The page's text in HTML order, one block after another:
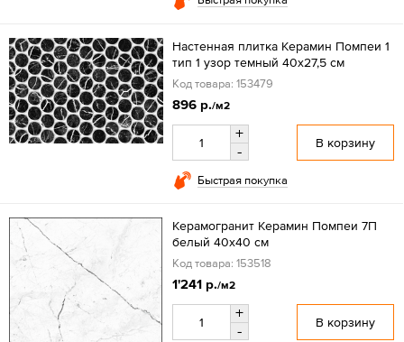
Настенная плитка Керамин Помпеи 1
тип 1 узор темный 40х27,5 см
Код товара: 153479
896 р./м2
+
-
В корзину
Быстрая покупка
Керамогранит Керамин Помпеи 7П
белый 40х40 см
Код товара: 153518
1'241 р./м2
+
-
В корзину